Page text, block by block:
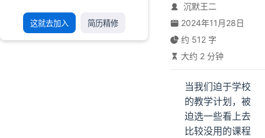
沉默王二
2024年11月28日
约 512 字
大约 2 分钟
当我们迫于学校
的教学计划，被
迫选一些看上去
比较没用的课程
这就去加入 简历精修